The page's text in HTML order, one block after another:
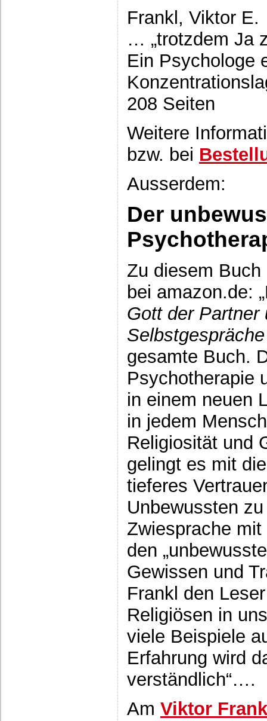
Frankl, Viktor E.
… „trotzdem Ja
Ein Psychologe
208 Seiten
Weitere
bzw. bei
Ausserdem:
Der
Zu diesem
bei amazon.de:
Gott der Partner
Selbstgespräche
gesamte Buch.
Psychotherapie
in einem neuen
in jedem
Religiosität und
gelingt es mit
tieferes
Unbewussten
Zwiesprache
den
Gewissen und
Frankl den
Religiösen in
viele Beispiele
Erfahrung wird
verständlich“….
Am Viktor